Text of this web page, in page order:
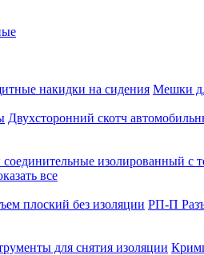
накидки на сидения Мешки
Двухсторонний скотч
изолированный с
все
плоский без изоляции РП-П
для снятия изоляции